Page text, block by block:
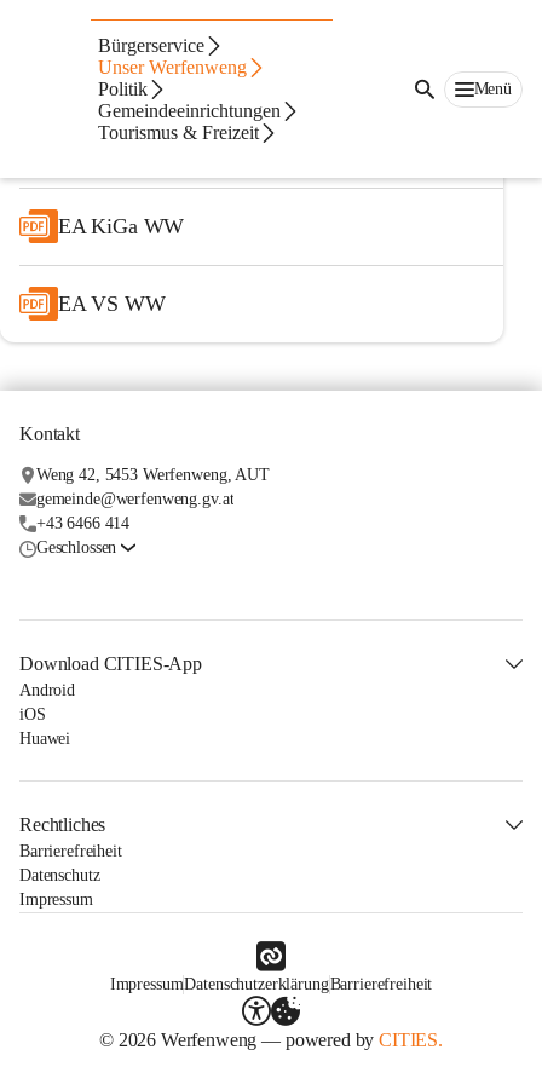
Bürgerservice
Unser Werfenweng
Politik
Gemeindeeinrichtungen
Tourismus & Freizeit
Menü
Energieausweise
EA Gem WW Turnhalle VS WW
EA Gem.Werfenweng W42
EA KiGa WW
EA VS WW
Kontakt
Weng 42, 5453 Werfenweng, AUT
gemeinde@werfenweng.gv.at
+43 6466 414
Geschlossen
Download CITIES-App
Android
iOS
Huawei
Rechtliches
Barrierefreiheit
Datenschutz
Impressum
ImpressumDatenschutzerklärungBarrierefreiheit
© 2026 Werfenweng — powered byCITIES.